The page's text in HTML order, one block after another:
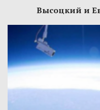
Высоцкий и